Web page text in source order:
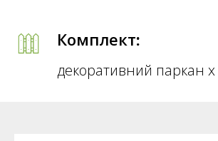
Комплект:
декоративний паркан х